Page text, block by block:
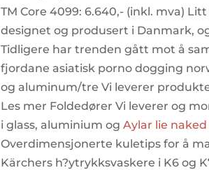
TM Core 4099: 6.640,- (inkl. mva)
designet og produsert i Danmark,
Tidligere har trenden gått mot å
fjordane asiatisk porno dogging
og aluminum/tre Vi leverer
Les mer Foldedører Vi leverer og
i glass, aluminium ogAylar lie
Overdimensjonerte kuletips for å
Kärchers h?ytrykksvaskere i K6 og